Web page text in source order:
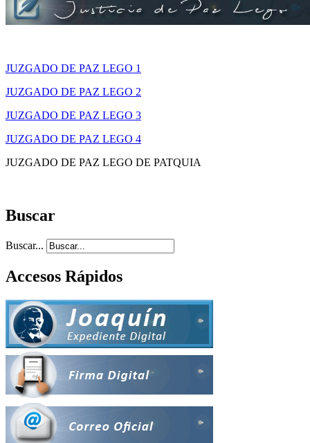
JUZGADO DE PAZ LEGO 1
JUZGADO DE PAZ LEGO 2
JUZGADO DE PAZ LEGO 3
JUZGADO DE PAZ LEGO 4
JUZGADO DE PAZ LEGO DE PATQUIA
Buscar
Buscar...
Accesos Rápidos